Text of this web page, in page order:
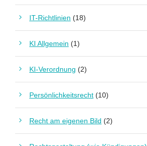
IT-Richtlinien (18)
KI Allgemein (1)
KI-Verordnung (2)
Persönlichkeitsrecht (10)
Recht am eigenen Bild (2)